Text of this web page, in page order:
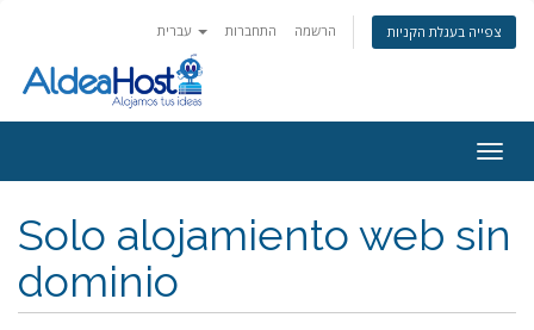
התחברות הרשמה צפייה בעגלת הקניות
ניווט
Solo alojamiento web sin
dominio